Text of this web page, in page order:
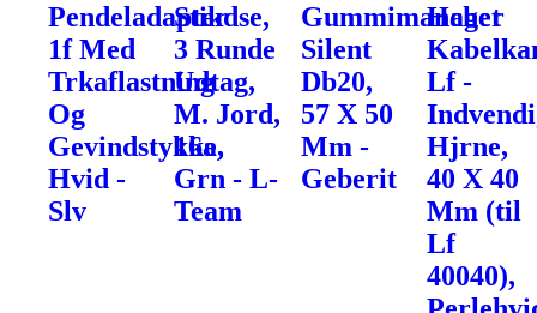
Pendeladapter
1f Med
Trkaflastning
Og
Gevindstykke,
Hvid -
Slv
Stikdse,
3 Runde
Udtag,
M. Jord,
16a,
Grn - L-
Team
Gummimanchet
Silent
Db20,
57 X 50
Mm -
Geberit
Hager
Lf -
Hjrne,
40 X 40
Mm (til
Lf
40040),